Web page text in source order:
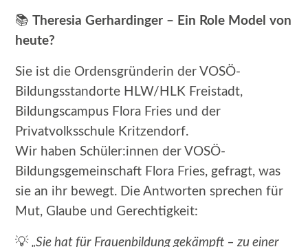
📚 Theresia Gerhardinger – Ein Role Model von
heute?
Sie ist die Ordensgründerin der VOSÖ-
Bildungsstandorte HLW/HLK Freistadt,
Bildungscampus Flora Fries und der
Privatvolksschule Kritzendorf.
Wir haben Schüler:innen der VOSÖ-
Bildungsgemeinschaft Flora Fries, gefragt, was
sie an ihr bewegt. Die Antworten sprechen für
Mut, Glaube und Gerechtigkeit:
💡 „Sie hat für Frauenbildung gekämpft – zu einer